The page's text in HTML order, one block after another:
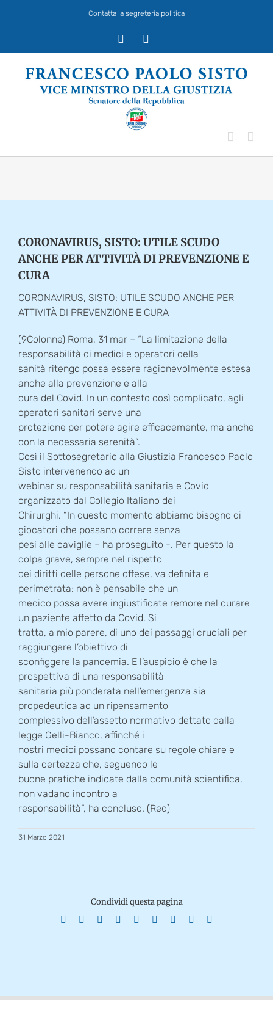
Contatta la segreteria politica
CORONAVIRUS, SISTO: UTILE SCUDO
ANCHE PER ATTIVITÀ DI PREVENZIONE E
CURA
CORONAVIRUS, SISTO: UTILE SCUDO ANCHE PER
ATTIVITÀ DI PREVENZIONE E CURA
(9Colonne) Roma, 31 mar – “La limitazione della
responsabilità di medici e operatori della
sanità ritengo possa essere ragionevolmente estesa
anche alla prevenzione e alla
cura del Covid. In un contesto così complicato, agli
operatori sanitari serve una
protezione per potere agire efficacemente, ma anche
con la necessaria serenità”.
Così il Sottosegretario alla Giustizia Francesco Paolo
Sisto intervenendo ad un
webinar su responsabilità sanitaria e Covid
organizzato dal Collegio Italiano dei
Chirurghi. “In questo momento abbiamo bisogno di
giocatori che possano correre senza
pesi alle caviglie – ha proseguito -. Per questo la
colpa grave, sempre nel rispetto
dei diritti delle persone offese, va definita e
perimetrata: non è pensabile che un
medico possa avere ingiustificate remore nel curare
un paziente affetto da Covid. Si
tratta, a mio parere, di uno dei passaggi cruciali per
raggiungere l’obiettivo di
sconfiggere la pandemia. E l’auspicio è che la
prospettiva di una responsabilità
sanitaria più ponderata nell’emergenza sia
propedeutica ad un ripensamento
complessivo dell’assetto normativo dettato dalla
legge Gelli-Bianco, affinché i
nostri medici possano contare su regole chiare e
sulla certezza che, seguendo le
buone pratiche indicate dalla comunità scientifica,
non vadano incontro a
responsabilità”, ha concluso. (Red)
31 Marzo 2021
Condividi questa pagina
Facebook Reddit LinkedInWhatsApp
TumblrPinterest